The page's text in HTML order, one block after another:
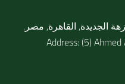
الجديدة, القاهرة, مصر.
Address: (5)